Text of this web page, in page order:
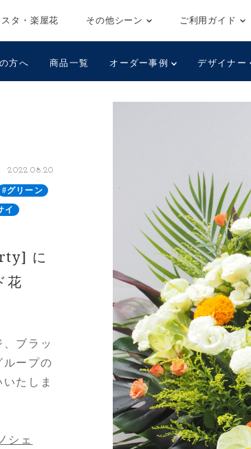
スタ・楽屋花 その他シーン ご利用ガイド
方へ 商品一覧 オーダー事例 デザイナー
2022.08.20
#グリーン
イ
に
花
ブラッ
ループの
たしま
シェ